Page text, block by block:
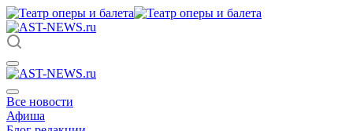
Все новости
Афиша